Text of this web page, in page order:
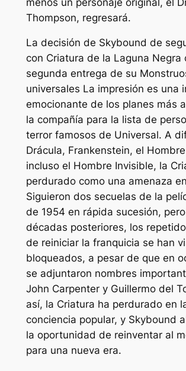
Thompson, regresará.
La decisión de Skybound de
con Criatura de la Laguna Negra
segunda entrega de su
universales La impresión es una
emocionante de los planes más
la compañía para la lista de
terror famosos de Universal. A
Drácula, Frankenstein, el
incluso el Hombre Invisible, la
perdurado como una amenaza
Siguieron dos secuelas de la
de 1954 en rápida sucesión,
décadas posteriores, los
de reiniciar la franquicia se han
bloqueados, a pesar de que en
se adjuntaron nombres
John Carpenter y Guillermo del
así, la Criatura ha perdurado en
conciencia popular, y Skybound
la oportunidad de reinventar al
para una nueva era.